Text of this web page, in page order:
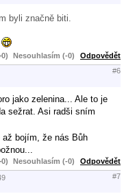
byli značně biti.
Nesouhlasím (-0) Odpovědět
#6
jako zelenina... Ale to je
sežrat. Asi radši sním
bojím, že nás Bůh
Nesouhlasím (-0) Odpovědět
#7